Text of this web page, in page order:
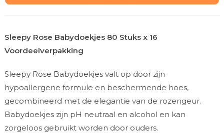
Sleepy Rose Babydoekjes 80 Stuks x 16
Voordeelverpakking
Sleepy Rose Babydoekjes valt op door zijn
hypoallergene formule en beschermende hoes,
gecombineerd met de elegantie van de rozengeur.
Babydoekjes zijn pH neutraal en alcohol en kan
zorgeloos gebruikt worden door ouders.